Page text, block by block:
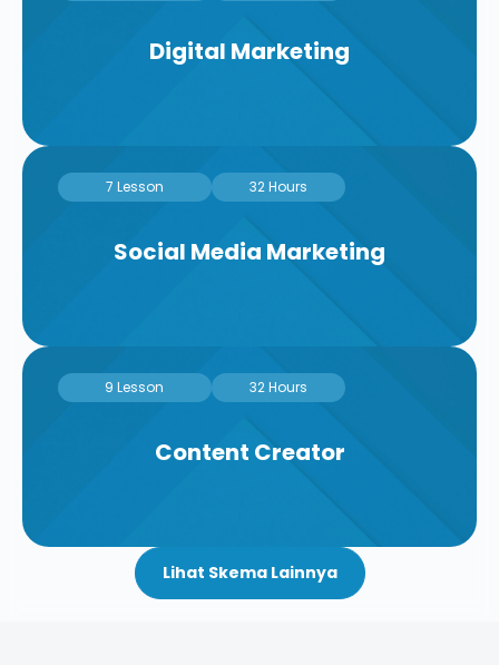
Digital Marketing
7 Lesson 32 Hours
Social Media Marketing
9 Lesson 32 Hours
Content Creator
Lihat Skema Lainnya